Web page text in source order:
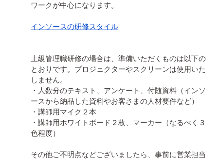
ワークが中心になります。
インソースの研修スタイル
上級管理職研修の場合は、準備いただくものは以下の
とおりです。プロジェクターやスクリーンは使用いた
しません。
・人数分のテキスト、アンケート、付随資料（インソ
ースから納品した資料やお客さまの人材要件など）
・講師用マイク２本
・講師用ホワイトボード２枚、マーカー（なるべく３
色程度）
その他ご不明点などございましたら、事前に営業担当